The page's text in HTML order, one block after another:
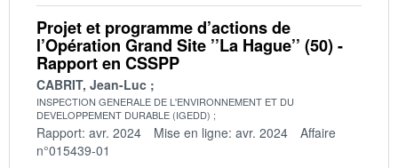
Projet et programme d’actions de
l’Opération Grand Site ’’La Hague’’ (50) -
Rapport en CSSPP
CABRIT, Jean-Luc
INSPECTION GENERALE DE L'ENVIRONNEMENT ET DU
DEVELOPPEMENT DURABLE (IGEDD)
Rapport: avr. 2024 Mise en ligne: avr. 2024
Affaire
n°015439-01